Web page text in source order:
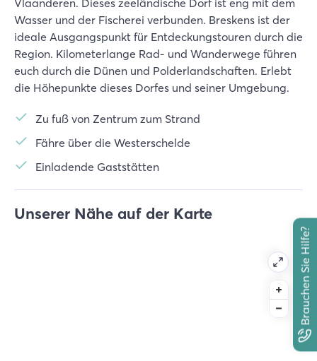
Brauchen Sie Hilfe?
Vlaanderen. Dieses zeeländische Dorf ist eng mit dem
Wasser und der Fischerei verbunden. Breskens ist der
ideale Ausgangspunkt für Entdeckungstouren durch die
Region. Kilometerlange Rad- und Wanderwege führen
euch durch die Dünen und Polderlandschaften. Erlebt
die Höhepunkte dieses Dorfes und seiner Umgebung.
Zu fuß von Zentrum zum Strand
Fähre über die Westerschelde
Einladende Gaststätten
Unserer Nähe auf der Karte